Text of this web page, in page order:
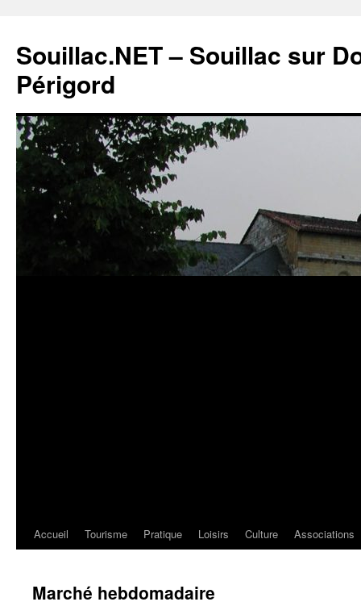
Souillac.NET – Souillac sur
Périgord
Accueil Tourisme Pratique Loisirs Culture Associations
Marché hebdomadaire